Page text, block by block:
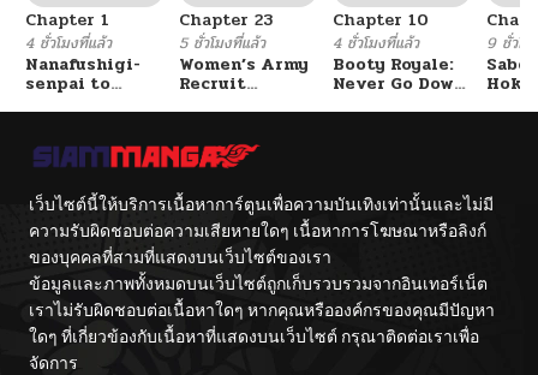
Chapter 1
4 ชั่วโมงที่แล้ว
Nanafushigi-
senpai to
Chapter 23
5 ชั่วโมงที่แล้ว
Women’s Army
Recruit
Chapter 10
4 ชั่วโมงที่แล้ว
Booty Royale:
Never Go Down
9 ชั่วโม
เว็บไซต์นี้ให้บริการเนื้อหาการ์ตูนเพื่อความบันเทิงเท่านั้นและไม่มี
ความรับผิดชอบต่อความเสียหายใดๆ เนื้อหาการโฆษณาหรือลิงก์
ของบุคคลที่สามที่แสดงบนเว็บไซต์ของเรา
ข้อมูลและภาพทั้งหมดบนเว็บไซต์ถูกเก็บรวบรวมจากอินเทอร์เน็ต
เราไม่รับผิดชอบต่อเนื้อหาใดๆ หากคุณหรือองค์กรของคุณมีปัญหา
ใดๆ ที่เกี่ยวข้องกับเนื้อหาที่แสดงบนเว็บไซต์ กรุณาติดต่อเราเพื่อ
จัดการ